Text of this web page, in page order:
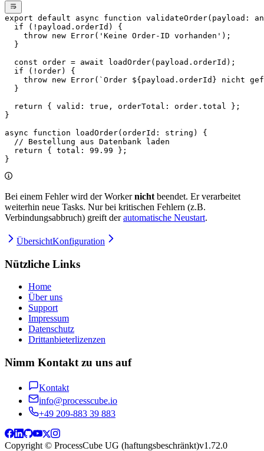
export default async function validateOrder( payload :
  if
( ! payload.orderId) {
    throw
new Error( 'Keine Order-ID vorhanden' );
  }
  const
order = await loadOrder(payload.orderId);
  if
( ! order) {
    throw
new Error( `Order ${ payload . orderId } nicht
  }
  return
{ valid: true , orderTotal: order.total };
}
async function loadOrder( orderId : string ) {
  // Bestellung aus Datenbank laden
  return
{ total: 99.99 };
}
Bei einem Fehler wird der Workernicht beendet. Er verarbeitet
weiterhin neue Tasks. Nur bei kritischen Fehlern (z.B.
Verbindungsabbruch) greift derautomatische Neustart.
ÜbersichtKonfiguration
Nützliche Links
Home
Über uns
Support
Impressum
Datenschutz
Drittanbieterlizenzen
Nimm Kontakt zu uns auf
Kontakt
info@processcube.io
+49 209-883 39 883
Copyright © ProcessCube UG (haftungsbeschränkt)v1.72.0